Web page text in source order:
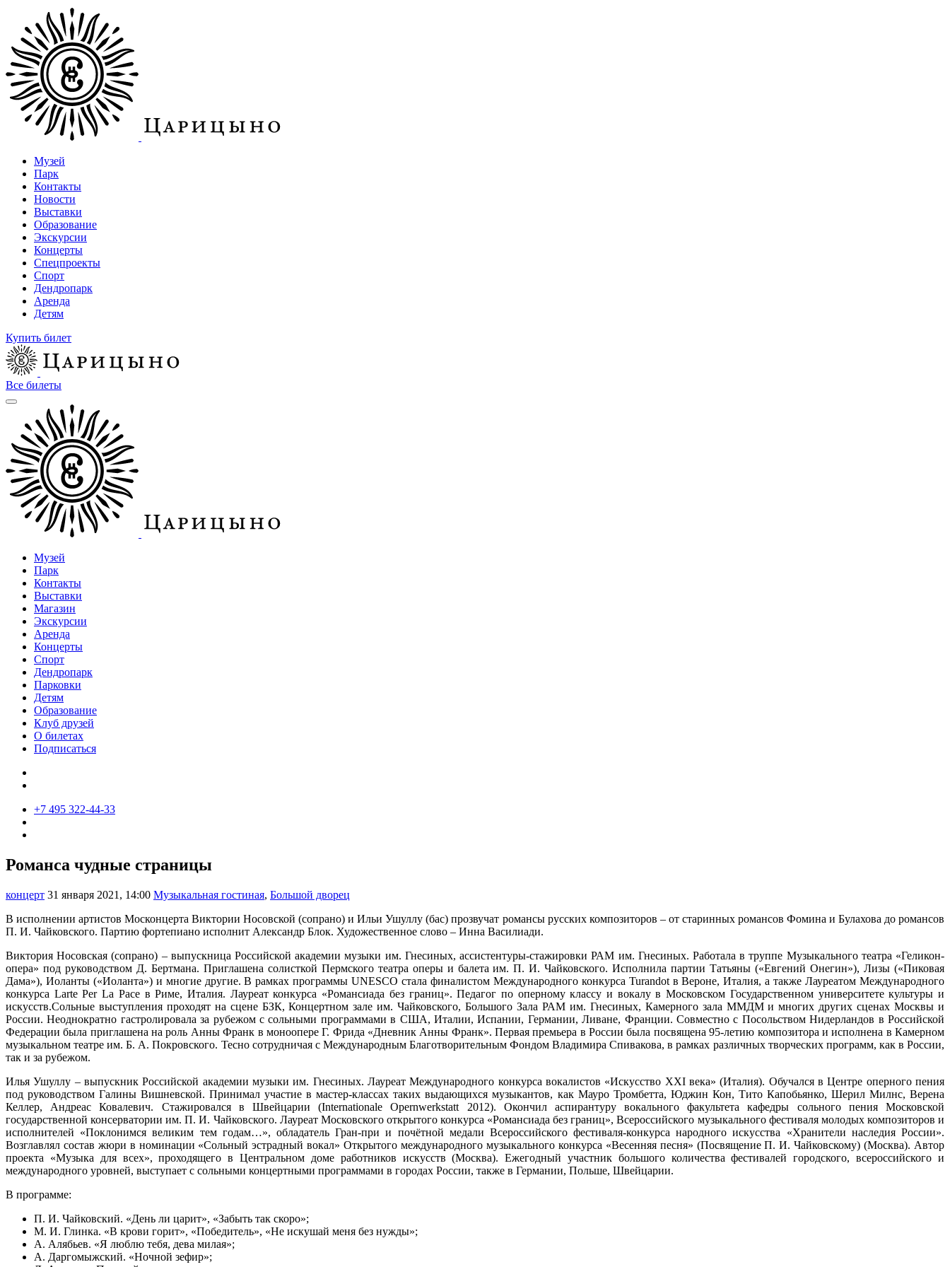
Музей
Парк
Контакты
Новости
Выставки
Образование
Экскурсии
Концерты
Спецпроекты
Спорт
Дендропарк
Аренда
Детям
Купить билет
Все билеты
Музей
Парк
Контакты
Выставки
Магазин
Экскурсии
Аренда
Концерты
Спорт
Дендропарк
Парковки
Детям
Образование
Клуб друзей
О билетах
Подписаться
+7 495 322-44-33
Романса чудные страницы
концерт 31 января 2021, 14:00 Музыкальная гостиная, Большой дворец
В исполнении артистов Москонцерта Виктории Носовской (сопрано) и Ильи Ушуллу (бас) прозвучат романсы русских композиторов – от старинных романсов Фомина и Булахова до романсов
П. И. Чайковского. Партию фортепиано исполнит Александр Блок. Художественное слово – Инна Василиади.
Виктория Носовская (сопрано) – выпускница Российской академии музыки им. Гнесиных, ассистентуры-стажировки РАМ им. Гнесиных. Работала в труппе Музыкального театра «Геликон-
опера» под руководством Д. Бертмана. Приглашена солисткой Пермского театра оперы и балета им. П. И. Чайковского. Исполнила партии Татьяны («Евгений Онегин»), Лизы («Пиковая
Дама»), Иоланты («Иоланта») и многие другие. В рамках программы UNESCO стала финалистом Международного конкурса Turandot в Вероне, Италия, а также Лауреатом Международного
конкурса Larte Per La Pace в Риме, Италия. Лауреат конкурса «Романсиада без границ». Педагог по оперному классу и вокалу в Московском Государственном университете культуры и
искусств.Сольные выступления проходят на сцене БЗК, Концертном зале им. Чайковского, Большого Зала РАМ им. Гнесиных, Камерного зала ММДМ и многих других сценах Москвы и
России. Неоднократно гастролировала за рубежом с сольными программами в CШA, Италии, Испании, Германии, Ливане, Франции. Совместно с Посольством Нидерландов в Российской
Федерации была приглашена на роль Анны Франк в моноопере Г. Фрида «Дневник Анны Франк». Первая премьера в России была посвящена 95-летию композитора и исполнена в Камерном
музыкальном театре им. Б. А. Покровского. Тесно сотрудничая с Международным Благотворительным Фондом Владимира Спивакова, в рамках различных творческих программ, как в России,
так и за рубежом.
Илья Ушуллу – выпускник Российской академии музыки им. Гнесиных. Лауреат Международного конкурса вокалистов «Искусство ХХI века» (Италия). Обучался в Центре оперного пения
под руководством Галины Вишневской. Принимал участие в мастер-классах таких выдающихся музыкантов, как Мауро Тромбетта, Юджин Кон, Тито Капобьянко, Шерил Милнс, Верена
Келлер, Андреас Ковалевич. Стажировался в Швейцарии (Internationale Opernwerkstatt 2012). Окончил аспирантуру вокального факультета кафедры сольного пения Московской
государственной консерватории им. П. И. Чайковского. Лауреат Московского открытого конкурса «Романсиада без границ», Всероссийского музыкального фестиваля молодых композиторов и
исполнителей «Поклонимся великим тем годам…», обладатель Гран-при и почётной медали Всероссийского фестиваля-конкурса народного искусства «Хранители наследия России».
Возглавлял состав жюри в номинации «Сольный эстрадный вокал» Открытого международного музыкального конкурса «Весенняя песня» (Посвящение П. И. Чайковскому) (Москва). Автор
проекта «Музыка для всех», проходящего в Центральном доме работников искусств (Москва). Ежегодный участник большого количества фестивалей городского, всероссийского и
международного уровней, выступает с сольными концертными программами в городах России, также в Германии, Польше, Швейцарии.
В программе:
П. И. Чайковский. «День ли царит», «Забыть так скоро»;
М. И. Глинка. «В крови горит», «Победитель», «Не искушай меня без нужды»;
А. Алябьев. «Я люблю тебя, дева милая»;
А. Даргомыжский. «Ночной зефир»;